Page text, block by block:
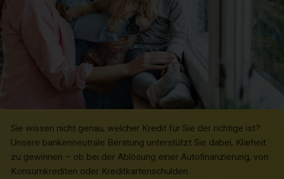
Sie wissen nicht genau, welcher Kredit für Sie der richtige ist?
Unsere bankenneutrale Beratung unterstützt Sie dabei, Klarheit
zu gewinnen – ob bei der Ablösung einer Autofinanzierung, von
Konsumkrediten oder Kreditkartenschulden.